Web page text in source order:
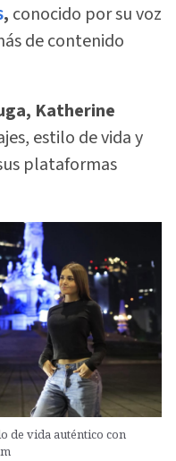
, conocido por su voz
de contenido
Katherine
estilo de vida y
plataformas
de vida auténtico con